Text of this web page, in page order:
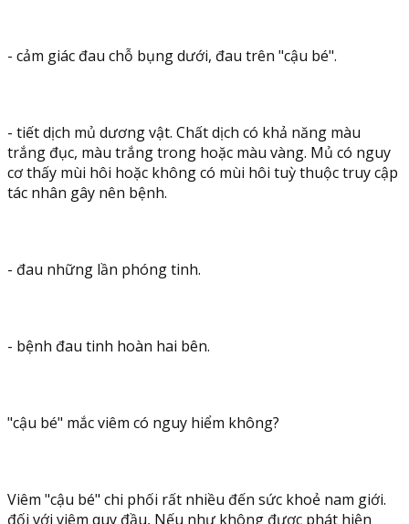
- cảm giác đau chỗ bụng dưới, đau trên "cậu bé".
- tiết dịch mủ dương vật. Chất dịch có khả năng màu
trắng đục, màu trắng trong hoặc màu vàng. Mủ có nguy
cơ thấy mùi hôi hoặc không có mùi hôi tuỳ thuộc truy cập
tác nhân gây nên bệnh.
- đau những lần phóng tinh.
- bệnh đau tinh hoàn hai bên.
"cậu bé" mắc viêm có nguy hiểm không?
Viêm "cậu bé" chi phối rất nhiều đến sức khoẻ nam giới.
đối với viêm quy đầu, Nếu như không được phát hiện